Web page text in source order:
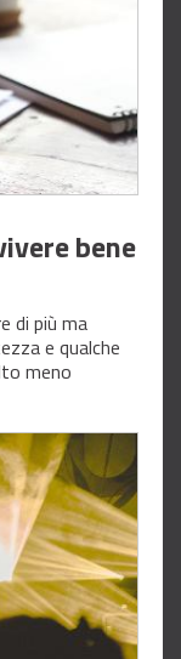
bene
di più ma
e qualche
meno